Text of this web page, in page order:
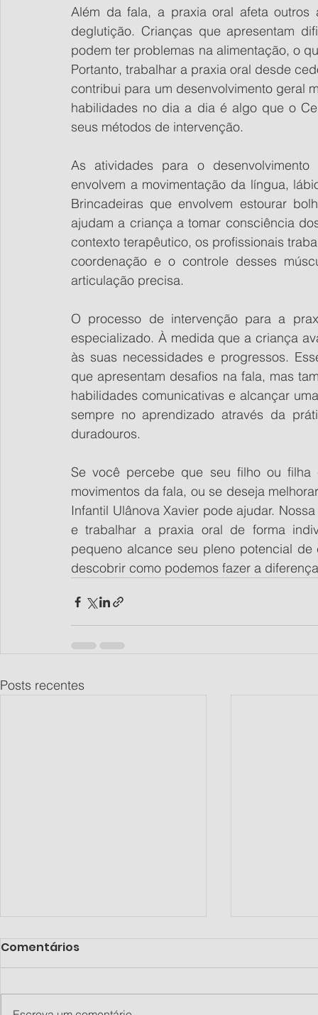
Além da fala, a praxia oral afeta outros
deglutição. Crianças que apresentam
podem ter problemas na alimentação, o
Portanto, trabalhar a praxia oral desde
contribui para um desenvolvimento geral
habilidades no dia a dia é algo que o
seus métodos de intervenção.
As atividades para o
envolvem a movimentação da língua,
Brincadeiras que envolvem estourar
ajudam a criança a tomar consciência
contexto terapêutico, os profissionais
coordenação e o controle desses
articulação precisa.
O processo de intervenção para a
especializado. À medida que a criança
às suas necessidades e progressos.
que apresentam desafios na fala, mas
habilidades comunicativas e alcançar
sempre no aprendizado através da
duradouros.
Se você percebe que seu filho ou filha
movimentos da fala, ou se deseja
Infantil Ulânova Xavier pode ajudar.
e trabalhar a praxia oral de forma
pequeno alcance seu pleno potencial
descobrir como podemos fazer a
Posts recentes
Comentários